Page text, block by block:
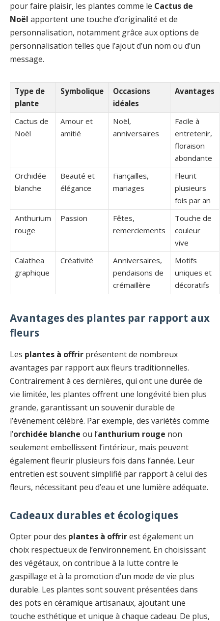
pour faire plaisir, les plantes comme le Cactus de
Noël apportent une touche d’originalité et de
personnalisation, notamment grâce aux options de
personnalisation telles que l’ajout d’un nom ou d’un
message.
Type de
plante
Symbolique
Occasions
idéales
Avantages
Cactus de
Noël
Amour et
amitié
Noël,
anniversaires
Facile à
entretenir,
floraison
abondante
Orchidée
blanche
Beauté et
élégance
Fiançailles,
mariages
Fleurit
plusieurs
fois par an
Anthurium
rouge
Passion
Fêtes,
remerciements
Touche de
couleur
vive
Calathea
graphique
Créativité
Anniversaires,
pendaisons de
crémaillère
Motifs
uniques et
décoratifs
Avantages des plantes par rapport aux
fleurs
Les plantes à offrir présentent de nombreux
avantages par rapport aux fleurs traditionnelles.
Contrairement à ces dernières, qui ont une durée de
vie limitée, les plantes offrent une longévité bien plus
grande, garantissant un souvenir durable de
l’événement célébré. Par exemple, des variétés comme
l’orchidée blanche ou l’anthurium rouge non
seulement embellissent l’intérieur, mais peuvent
également fleurir plusieurs fois dans l’année. Leur
entretien est souvent simplifié par rapport à celui des
fleurs, nécessitant peu d’eau et une lumière adéquate.
Cadeaux durables et écologiques
Opter pour des plantes à offrirest également un
choix respectueux de l’environnement. En choisissant
des végétaux, on contribue à la lutte contre le
gaspillage et à la promotion d’un mode de vie plus
durable. Les plantes sont souvent présentées dans
des pots en céramique artisanaux, ajoutant une
touche esthétique et unique à chaque cadeau. De plus,